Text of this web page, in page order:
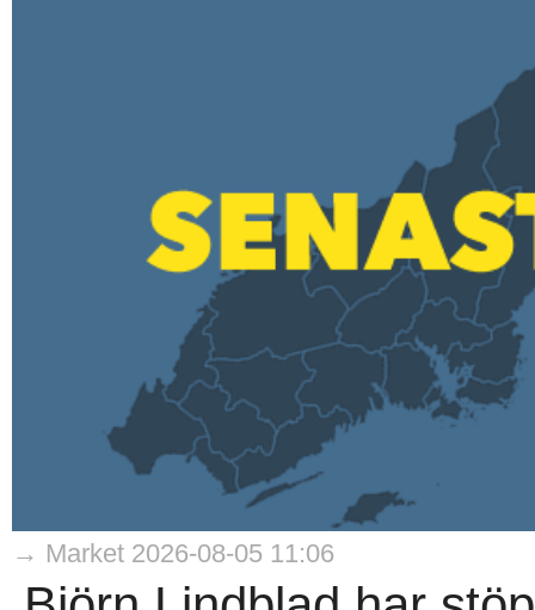
→ Market 2026-08-05 11:06